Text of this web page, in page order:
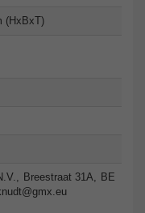
(HxBxT)
Breestraat 31A, BE